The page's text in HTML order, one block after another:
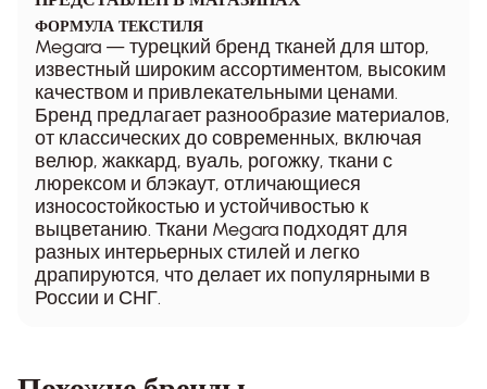
ФОРМУЛА ТЕКСТИЛЯ
Megara — турецкий бренд тканей для штор,
известный широким ассортиментом, высоким
качеством и привлекательными ценами.
Бренд предлагает разнообразие материалов,
от классических до современных, включая
велюр, жаккард, вуаль, рогожку, ткани с
люрексом и блэкаут, отличающиеся
износостойкостью и устойчивостью к
выцветанию. Ткани Megara подходят для
разных интерьерных стилей и легко
драпируются, что делает их популярными в
России и СНГ.